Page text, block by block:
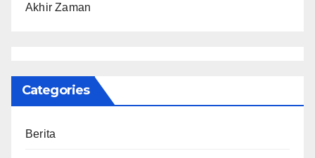
Akhir Zaman
Categories
Berita